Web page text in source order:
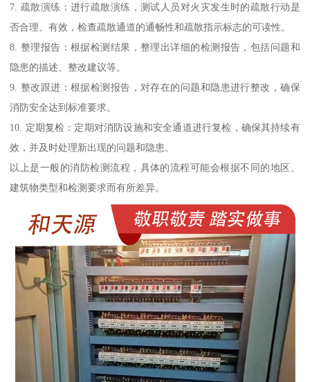
7. 疏散演练：进行疏散演练，测试人员对火灾发生时的疏散行动是
否合理、有效，检查疏散通道的通畅性和疏散指示标志的可读性。
8. 整理报告：根据检测结果，整理出详细的检测报告，包括问题和
隐患的描述、整改建议等。
9. 整改跟进：根据检测报告，对存在的问题和隐患进行整改，确保
消防安全达到标准要求。
10. 定期复检：定期对消防设施和安全通道进行复检，确保其持续有
效，并及时处理新出现的问题和隐患。
以上是一般的消防检测流程，具体的流程可能会根据不同的地区、
建筑物类型和检测要求而有所差异。